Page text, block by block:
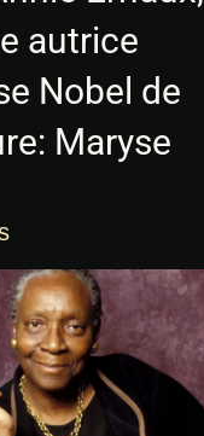
autrice
Nobel de
Maryse